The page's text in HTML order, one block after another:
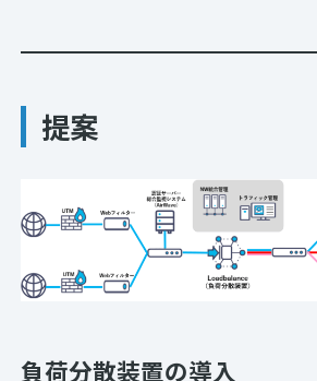
提案
負荷分散装置の導入